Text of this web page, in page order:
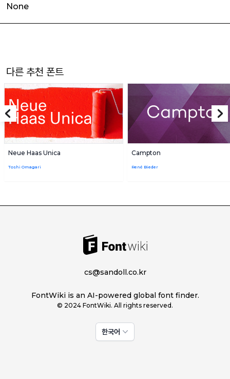
None
다른 추천 폰트
Neue Haas Unica
Toshi Omagari
Campton
René Bieder
cs@sandoll.co.kr
FontWiki is an AI-powered global font finder.
© 2024 FontWiki. All rights reserved.
한국어